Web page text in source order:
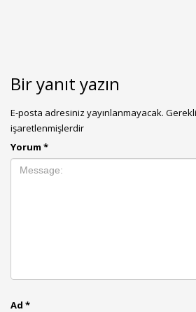
Bir yanıt yazın
E-posta adresiniz yayınlanmayacak.
işaretlenmişlerdir
Yorum *
Ad *